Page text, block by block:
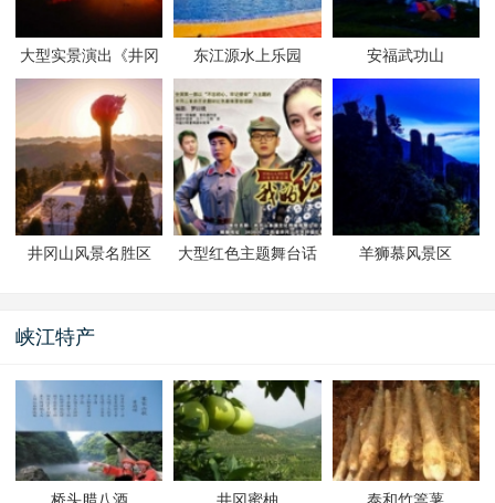
大型实景演出《井冈
山》
东江源水上乐园 安福武功山
井冈山风景名胜区
大型红色主题舞台话
羊狮慕风景区
峡江特产
桥头腊八酒 井冈蜜柚 泰和竹篙薯